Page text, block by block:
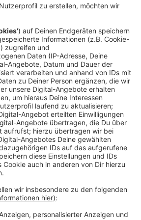
Kirchen durch ihre räumlichen
sehr einfach die
eingehalten werden, sagt
Oberbürgermeister Uwe
mit den Gemeinden in Wuppertal
14.05.2021 18:18